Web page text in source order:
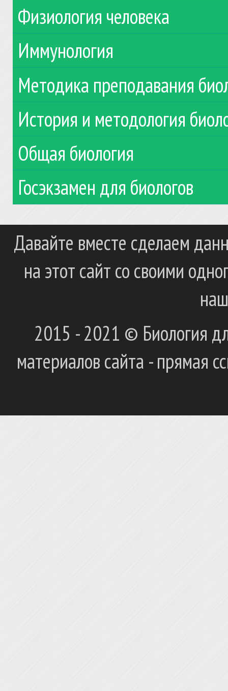
Физиология человека
Иммунология
Методика преподавания
История и методология
Общая биология
Госэкзамен для биологов
Давайте вместе сделаем
на этот сайт со своими
2015 - 2021 © Биология
материалов сайта - прямая